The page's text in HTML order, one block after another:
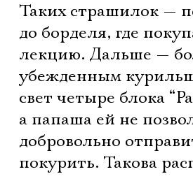
Таких страшилок —
до борделя, где
лекцию. Дальше —
убежденным
свет четыре блока
а папаша ей не
добровольно
покурить. Такова